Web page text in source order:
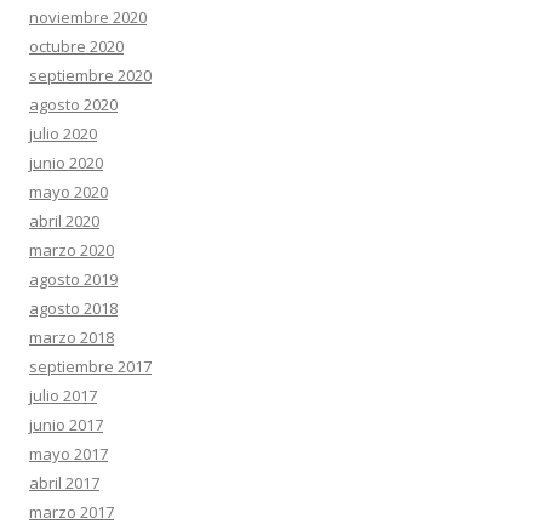
noviembre 2020
octubre 2020
septiembre 2020
agosto 2020
julio 2020
junio 2020
mayo 2020
abril 2020
marzo 2020
agosto 2019
agosto 2018
marzo 2018
septiembre 2017
julio 2017
junio 2017
mayo 2017
abril 2017
marzo 2017